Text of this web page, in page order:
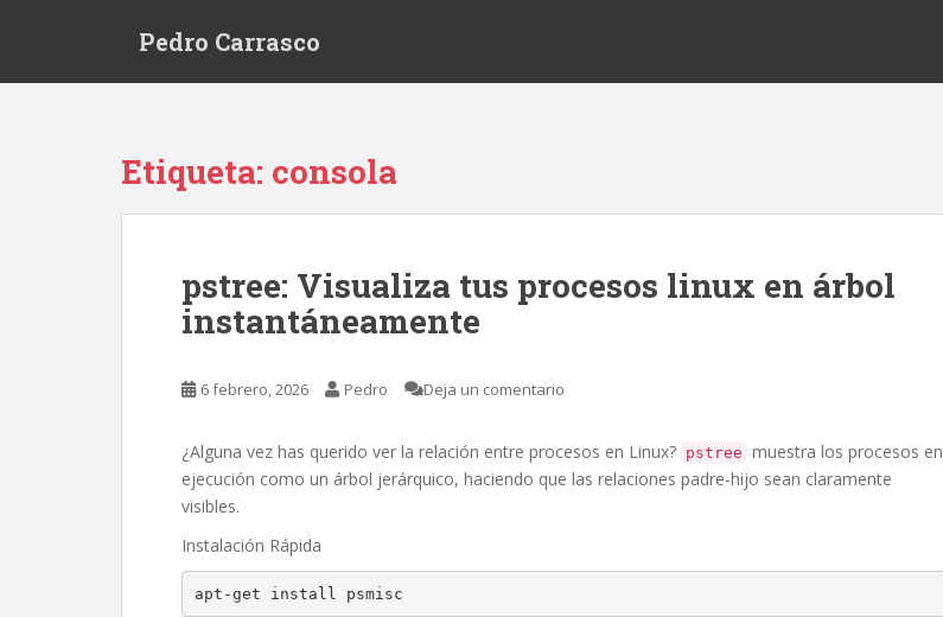
Pedro Carrasco
Etiqueta: consola
pstree: Visualiza tus procesos linux en árbol
instantáneamente
6 febrero, 2026 Pedro Deja un comentario
¿Alguna vez has querido ver la relación entre procesos en Linux? pstree muestra los procesos en
ejecución como un árbol jerárquico, haciendo que las relaciones padre-hijo sean claramente
visibles.
Instalación Rápida
apt-get install psmisc